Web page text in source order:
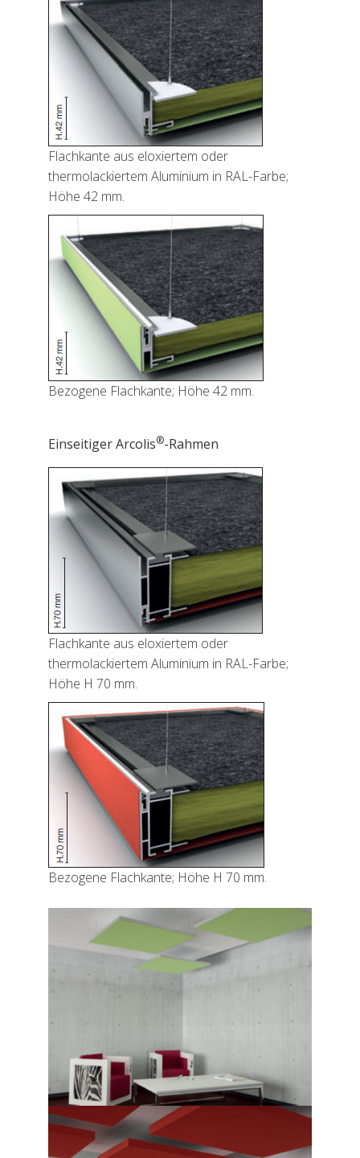
Flachkante aus eloxiertem oder
thermolackiertem Aluminium in RAL-Farbe;
Höhe 42 mm.
Bezogene Flachkante; Höhe 42 mm.
Einseitiger Arcolis®-Rahmen
Flachkante aus eloxiertem oder
thermolackiertem Aluminium in RAL-Farbe;
Höhe H 70 mm.
Bezogene Flachkante; Höhe H 70 mm.